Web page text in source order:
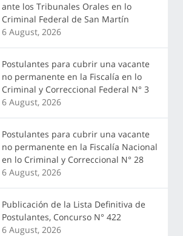
ante los Tribunales Orales en lo
Criminal Federal de San Martín
6 August, 2026
Postulantes para cubrir una vacante
no permanente en la Fiscalía en lo
Criminal y Correccional Federal N° 3
6 August, 2026
Postulantes para cubrir una vacante
no permanente en la Fiscalía Nacional
en lo Criminal y Correccional N° 28
6 August, 2026
Publicación de la Lista Definitiva de
Postulantes, Concurso N° 422
6 August, 2026